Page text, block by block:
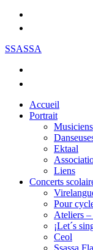
SSASSA
Accueil
Portrait
Musiciens
Ektaal
Liens
Concerts
Pour
Ateliers –
¡Let´s
Ceol
Ssassa